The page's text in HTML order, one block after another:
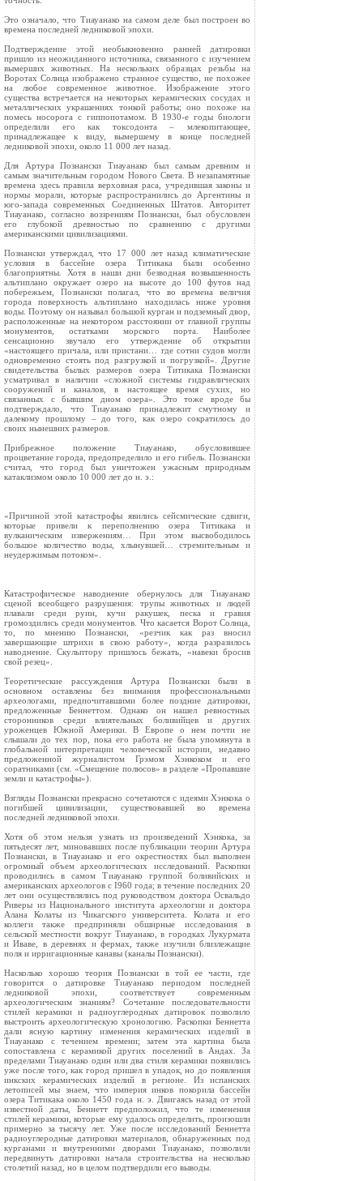
Это означало, что Тиауанако на самом деле был построен во
времена последней ледниковой эпохи.
Подтверждение этой необыкновенно ранней датировки
пришло из неожиданного источника, связанного с изучением
вымерших животных. На нескольких образцах резьбы на
Воротах Солнца изображено странное существо, не похожее
на любое современное животное. Изображение этого
существа встречается на некоторых керамических сосудах и
металлических украшениях тонкой работы; оно похоже на
помесь носорога с гиппопотамом. В 1930‑е годы биологи
определили его как токсодонта – млекопитающее,
принадлежащее к виду, вымершему в конце последней
ледниковой эпохи, около 11 000 лет назад.
Для Артура Познански Тиауанако был самым древним и
самым значительным городом Нового Света. В незапамятные
времена здесь правила верховная раса, учредившая законы и
нормы морали, которые распространились до Аргентины и
юго‑запада современных Соединенных Штатов. Авторитет
Тиауанако, согласно воззрениям Познански, был обусловлен
его глубокой древностью по сравнению с другими
американскими цивилизациями.
Познански утверждал, что 17 000 лет назад климатические
условия в бассейне озера Титикака были особенно
благоприятны. Хотя в наши дни безводная возвышенность
альтиплано окружает озеро на высоте до 100 футов над
побережьем, Познански полагал, что во времена величия
города поверхность альтиплано находилась ниже уровня
воды. Поэтому он называл большой курган и подземный двор,
расположенные на некотором расстоянии от главной группы
монументов, остатками морского порта. Наиболее
сенсационно звучало его утверждение об открытии
«настоящего причала, или пристани… где сотни судов могли
одновременно стоять под разгрузкой и погрузкой». Другие
свидетельства былых размеров озера Титикака Познански
усматривал в наличии «сложной системы гидравлических
сооружений и каналов, в настоящее время сухих, но
связанных с бывшим дном озера». Это тоже вроде бы
подтверждало, что Тиауанако принадлежит смутному и
далекому прошлому – до того, как озеро сократилось до
своих нынешних размеров.
Прибрежное положение Тиауанако, обусловившее
процветание города, предопределило и его гибель. Познански
считал, что город был уничтожен ужасным природным
катаклизмом около 10 000 лет до н. э.:
«Причиной этой катастрофы явились сейсмические сдвиги,
которые привели к переполнению озера Титикака и
вулканическим извержениям… При этом высвободилось
большое количество воды, хлынувшей… стремительным и
неудержимым потоком».
Катастрофическое наводнение обернулось для Тиауанако
сценой всеобщего разрушения: трупы животных и людей
плавали среди руин, кучи ракушек, песка и гравия
громоздились среди монументов. Что касается Ворот Солнца,
то, по мнению Познански, «резчик как раз вносил
завершающие штрихи в свою работу», когда разразилось
наводнение. Скульптору пришлось бежать, «навеки бросив
свой резец».
Теоретические рассуждения Артура Познански были в
основном оставлены без внимания профессиональными
археологами, предпочитавшими более поздние датировки,
предложенные Беннеттом. Однако он нашел ревностных
сторонников среди влиятельных боливийцев и других
уроженцев Южной Америки. В Европе о нем почти не
слышали до тех пор, пока его работа не была упомянута в
глобальной интерпретации человеческой истории, недавно
предложенной журналистом Грэмом Хэнкоком и его
соратниками (см. «Смещение полюсов» в разделе «Пропавшие
земли и катастрофы»).
Взгляды Познански прекрасно сочетаются с идеями Хэнкока о
погибшей цивилизации, существовавшей во времена
последней ледниковой эпохи.
Хотя об этом нельзя узнать из произведений Хэнкока, за
пятьдесят лет, миновавших после публикации теории Артура
Познански, в Тиауанако и его окрестностях был выполнен
огромный объем археологических исследований. Раскопки
проводились в самом Тиауанако группой боливийских и
американских археологов с I960 года; в течение последних 20
лет они осуществлялись под руководством доктора Освальдо
Риверы из Национального института археологии и доктора
Алана Колаты из Чикагского университета. Колата и его
коллеги также предприняли обширные исследования в
сельской местности вокруг Тиауанако, в городках Лукурмата
и Иваве, в деревнях и фермах, также изучили близлежащие
поля и ирригационные канавы (каналы Познански).
Насколько хорошо теория Познански в той ее части, где
говорится о датировке Тиауанако периодом последней
ледниковой эпохи, соответствует современным
археологическим знаниям? Сочетание последовательности
стилей керамики и радиоуглеродных датировок позволило
выстроить археологическую хронологию. Раскопки Беннетта
дали ясную картину изменения керамических изделий в
Тиауанако с течением времени; затем эта картина была
сопоставлена с керамикой других поселений в Андах. За
пределами Тиауанако один или два стиля керамики появились
уже после того, как город пришел в упадок, но до появления
инкских керамических изделий в регионе. Из испанских
летописей мы знаем, что империя инков покорила бассейн
озера Титикака около 1450 года н. э. Двигаясь назад от этой
известной даты, Беннетт предположил, что те изменения
стилей керамики, которые ему удалось определить, произошли
примерно за тысячу лет. Уже после исследований Беннетта
радиоуглеродные датировки материалов, обнаруженных под
курганами и внутренними дворами Тиауанако, позволили
передвинуть датировки начала строительства на несколько
столетий назад, но в целом подтвердили его выводы.